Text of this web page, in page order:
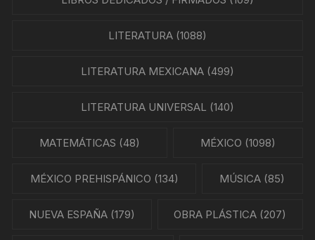
LITERATURA(1088)
LITERATURA MEXICANA(499)
LITERATURA UNIVERSAL (140)
MATEMÁTICAS (48) MÉXICO (1098)
MÉXICO PREHISPÁNICO (134) MÚSICA (85)
NUEVA ESPAÑA(179) OBRA PLÁSTICA (207)